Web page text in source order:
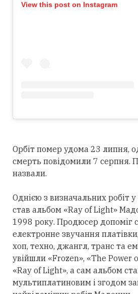
View this post on Instagram
Орбіт помер удома 23 липня,
смерть повідомили 7 серпня.
назвали.
Однією з визначальних робіт у
став альбом «Ray of Light»
1998 року. Продюсер допоміг
електронне звучання
хоп, техно, джангл, транс та
увійшли «Frozen», «The Power
«Ray of Light», а сам альбом
мультиплатиновим і згодом